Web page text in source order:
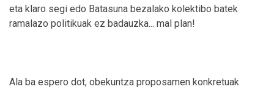
eta klaro segi edo Batasuna bezalako kolektibo batek
ramalazo politikuak ez badauzka... mal plan!
Ala ba espero dot, obekuntza proposamen konkretuak